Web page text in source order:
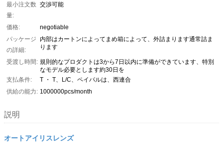
最小注文数
量:
交渉可能
価格:
negotiable
パッケージ
の詳細:
内部はカートンによってまめ箱によって、外詰まります通常詰ま
ります
受渡し時間: 規則的なプロダクトは3から7日以内に準備ができています、特別
なモデル必要とします約30日を
支払条件:
T ・ T、L/C、ペイパルは、西連合
供給の能力: 1000000pcs/month
説明
オートアイリスレンズ